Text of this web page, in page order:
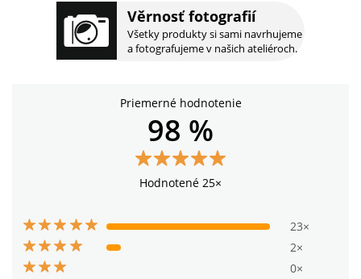
Věrnosť fotografií
Všetky produkty si sami navrhujeme
a fotografujeme v našich ateliéroch.
Priemerné hodnotenie
98 %
Hodnotené 25×
23×
2×
0×